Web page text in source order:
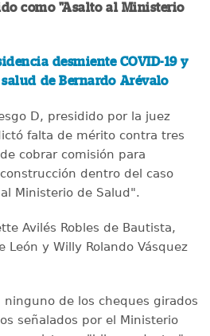
como "Asalto al Ministerio
desmiente COVID-19 y
de Bernardo Arévalo
D, presidido por la juez
falta de mérito contra tres
cobrar comisión para
dentro del caso
Ministerio de Salud".
Avilés Robles de Bautista,
León y Willy Rolando Vásquez
de los cheques girados
señalados por el Ministerio